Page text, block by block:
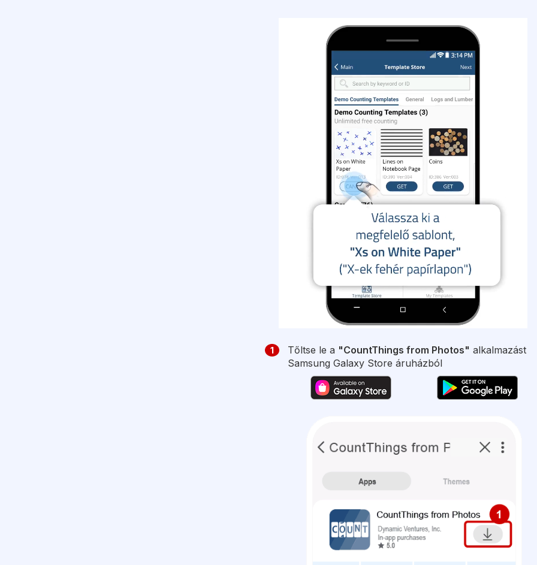
1 Tőltse le a "CountThings from Photos" alkalmazást
Samsung Galaxy Store áruházból